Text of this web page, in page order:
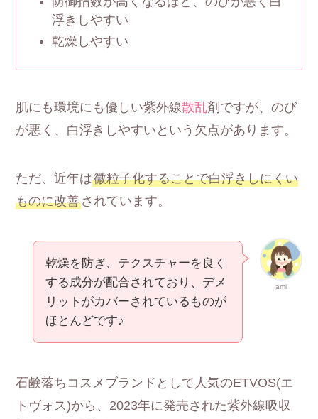
浮きしやすい
乾燥しやすい
肌にも環境にも優しい紫外線散乱剤ですが、のび
が悪く、白浮きしやすいという欠点があります。
ただ、近年は微粒子化することで白浮きしにくい
ものに改善されています。
ami
乾燥を防ぎ、テクスチャーを良く
する成分が配合されており、デメ
リットがカバーされているものが
ほとんどです♪
石鹸落ちコスメブランドとして人気のETVOS(エ
トヴォス)から、2023年に発売された紫外線吸収